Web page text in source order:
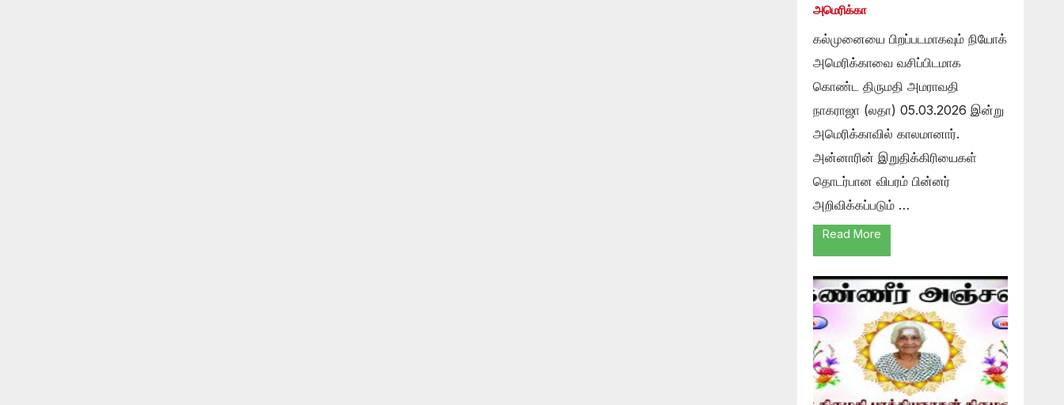
அமெரிக்கா
கல்முனையை பிறப்படமாகவும் நியோக்
அமெரிக்காவை வசிப்பிடமாக
கொண்ட திருமதி அமராவதி
நாகராஜா (லதா) 05.03.2026 இன்று
அமெரிக்காவில் காலமானார்.
அன்னாரின் இறுதிக்கிரியைகள்
தொடர்பான விபரம் பின்னர்
அறிவிக்கப்படும் …
Read More